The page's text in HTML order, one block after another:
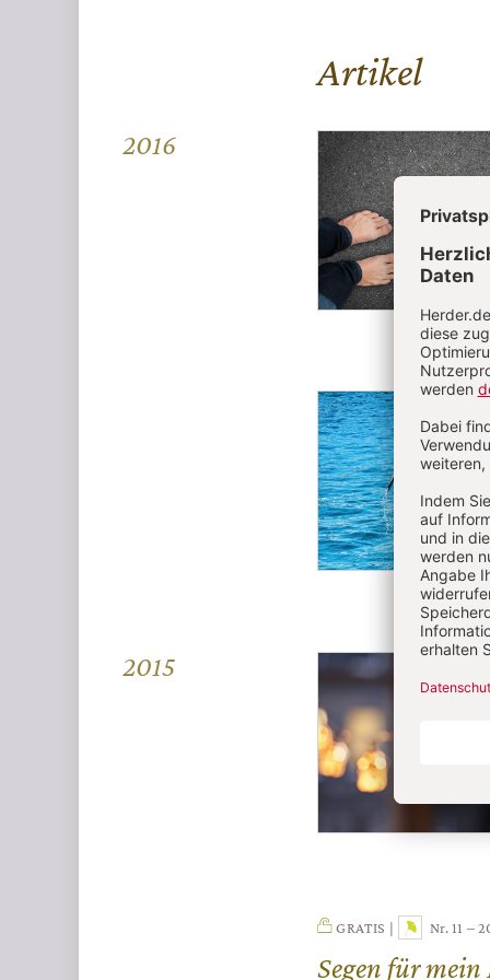
Artikel
2016
2015
GRATIS Nr. 11 –
Segen für mein